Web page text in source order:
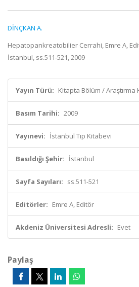
DİNÇKAN A.
Hepatopankreatobilier Cerrahi, Emre A,
İstanbul, ss.511-521, 2009
Yayın Türü: Kitapta Bölüm / Araştırma
Basım Tarihi: 2009
Yayınevi: İstanbul Tıp Kitabevi
Basıldığı Şehir: İstanbul
Sayfa Sayıları: ss.511-521
Editörler: Emre A, Editör
Akdeniz Üniversitesi Adresli: Evet
Paylaş